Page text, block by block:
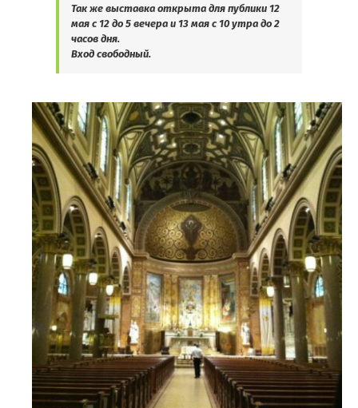
Так же выставка открыта для публики 12
мая с 12 до 5 вечера и 13 мая с 10 утра до 2
часов дня.
Вход свободный.